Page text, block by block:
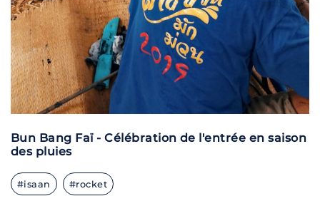
Bun Bang Faï - Célébration de l'entrée en saison
des pluies
#isaan #rocket